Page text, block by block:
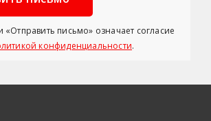
«Отправить письмо» означает согласие
конфиденциальности.